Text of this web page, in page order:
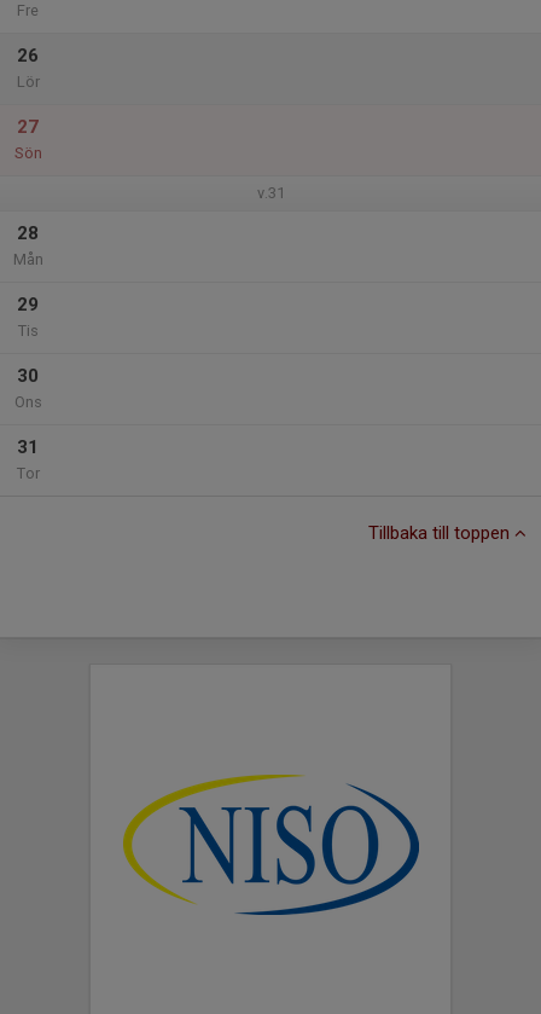
Fre
26
Lör
27
Sön
v.31
28
Mån
29
Tis
30
Ons
31
Tor
Tillbaka till toppen